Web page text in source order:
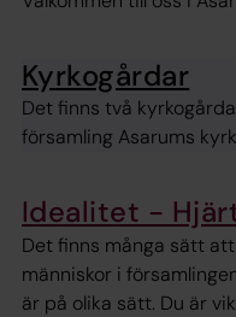
Kyrkogårdar
Det finns två
församling Asarums
Idealitet -
Det finns många sätt
människor i
är på olika sätt. Du är